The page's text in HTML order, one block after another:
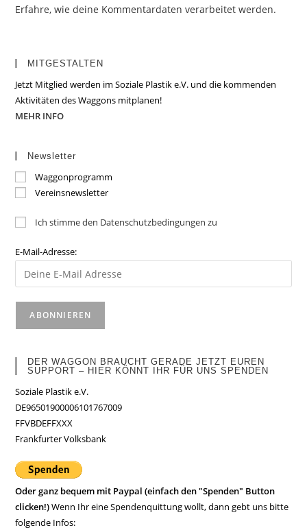
Erfahre, wie deine Kommentardaten verarbeitet werden.
MITGESTALTEN
Jetzt Mitglied werden im Soziale Plastik e.V. und die kommenden
Aktivitäten des Waggons mitplanen!
MEHR INFO
Newsletter
Waggonprogramm
Vereinsnewsletter
Ich stimme den Datenschutzbedingungen zu
E-Mail-Adresse:
DER WAGGON BRAUCHT GERADE JETZT EUREN
SUPPORT – HIER KÖNNT IHR FÜR UNS SPENDEN
Soziale Plastik e.V.
DE96501900006101767009
FFVBDEFFXXX
Frankfurter Volksbank
Oder ganz bequem mit Paypal (einfach den "Spenden" Button
clicken!)Wenn Ihr eine Spendenquittung wollt, dann gebt uns bitte
folgende Infos: